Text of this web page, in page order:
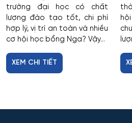
Giáo dục sư phạm
Giáo dục thể chất
Giáo dục và sư phạm
Hiệu suất tổ hợp máy bay
trường đại học có chất
lượng đào tạo tốt, chi phí
hợp lý, vị trí an toàn và nhiều
cơ hội học bổng Nga? Vậy...
XEM CHI TIẾT